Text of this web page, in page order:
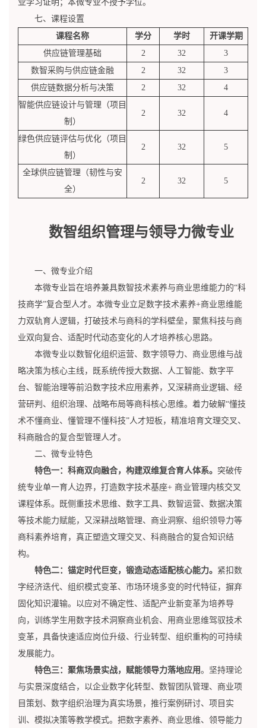
业学习证明；本微专业不授予学位。
七、课程设置
课程名称
学分 学时
开课学期
供应链管理基础
2 32
3
数智采购与供应链金融
2 32
3
供应链数据分析与决策
2 32
4
智能供应链设计与管理（项目
制）
2 32 4
绿色供应链评估与优化（项目
制）
2 32 5
全球供应链管理（韧性与安
全）
2 32 5
数智组织管理与领导力微专业
一、微专业介绍
本微专业旨在培养兼具数智技术素养与商业思维能力的“科
技商学”复合型人才。本微专业立足数字技术素养+商业思维能
力双轨育人逻辑，打破技术与商科的学科壁垒，聚焦科技与商
业双向复合、适配时代动态变化的人才培养核心思路。
本微专业以数智化组织运营、数字领导力、商业思维与战
略决策为核心主线，既系统传授大数据、人工智能、数字平
台、智能治理等前沿数字技术应用素养，又深耕商业逻辑、经
营研判、组织治理、战略布局等商科核心思维。着力破解“懂技
术不懂商业、懂管理不懂科技”人才短板，精准培育文理交叉、
科商融合的复合型管理人才。
二、微专业特色
特色一：科商双向融合，构建双维复合育人体系。 突破传
统专业单一育人边界，打造数字技术基座+ 商业管理内核交叉
课程体系。既侧重技术思维、数字工具、数智运营、数据决策
等技术能力赋能，又深耕战略管理、商业洞察、组织领导力等
商科素养培育，真正塑造文理交叉、科商融合的复合知识结
构。
特色二：锚定时代巨变，锻造动态适配核心能力。 紧扣数
字经济迭代、组织模式变革、市场环境多变的时代特征，摒弃
固化知识灌输。以应对不确定性、适配产业新变革为培养导
向，训练学生用数字技术洞察商业机会、用商业思维驾驭技术
变革，具备快速适应岗位升级、行业转型、组织重构的可持续
发展能力。
特色三：聚焦场景实战，赋能领导力落地应用。坚持理论
与实景深度结合，以企业数字化转型、数智团队管理、商业项
目策划、数字组织治理为真实场景，推行案例研讨、项目实
训、模拟决策等教学模式。把数字素养、商业思维、领导能力